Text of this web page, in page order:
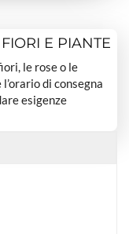
E PIANTE
le rose o le
di consegna
esigenze